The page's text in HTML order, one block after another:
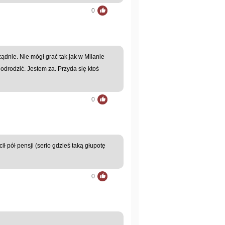
0
Nie mógł grać tak jak w Milanie
Jestem za. Przyda się ktoś
0
pół pensji (serio gdzieś taką głupotę
0